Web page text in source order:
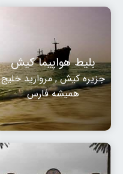
بلیط هواپیما کیش
جزیره کیش , مروارید خلیج
همیشه فارس